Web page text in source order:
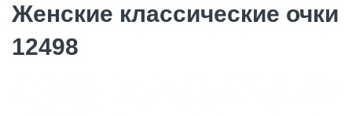
Женские классические очки
12498